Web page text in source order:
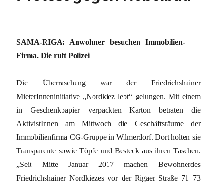
SAMA-RIGA: Anwohner besuchen Immobilien-
Firma. Die ruft Polizei
–
Die Überraschung war der Friedrichshainer
MieterInneninitiative „Nordkiez lebt“ gelungen. Mit einem
in Geschenkpapier verpackten Karton betraten die
AktivistInnen am Mittwoch die Geschäftsräume der
Immobilienfirma CG-Gruppe in Wilmerdorf. Dort holten sie
Transparente sowie Töpfe und Besteck aus ihren Taschen.
„Seit Mitte Januar 2017 machen Bewohnerdes
Friedrichshainer Nordkiezes vor der Rigaer Straße 71–73